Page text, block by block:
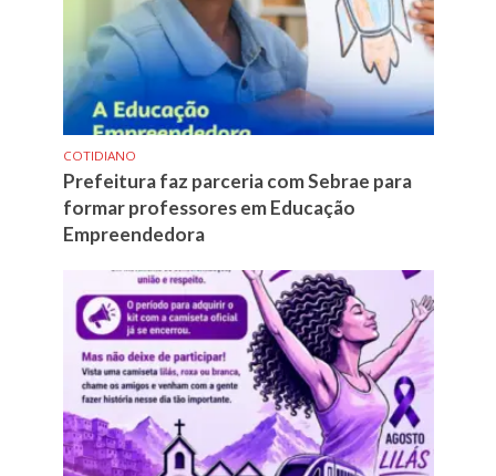
COTIDIANO
Prefeitura faz parceria com Sebrae para
formar professores em Educação
Empreendedora